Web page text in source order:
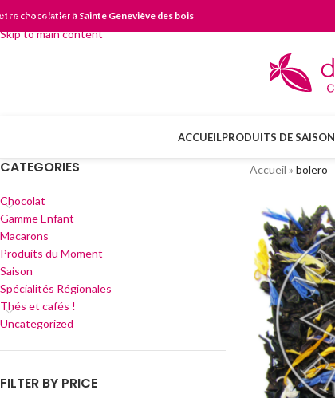
Skip to navigation
Skip to main content
chocolatier à Sainte Geneviève des bois
ACCUEILPRODUITS DE SAISON
CATEGORIES
Chocolat
Gamme Enfant
Macarons
Produits du Moment
Saison
Spécialités Régionales
Thés et cafés !
Uncategorized
FILTER BY PRICE
Accueil » bolero